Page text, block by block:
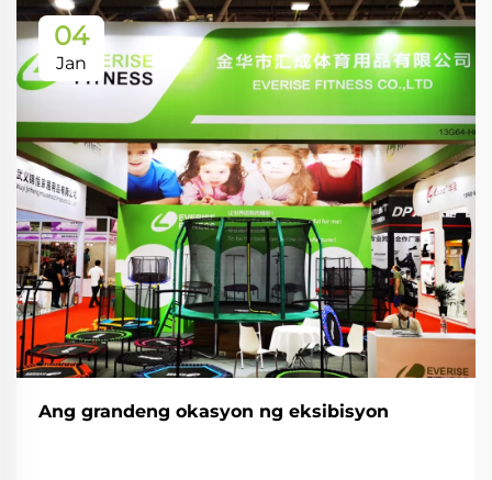
04
Jan
Ang grandeng okasyon ng eksibisyon